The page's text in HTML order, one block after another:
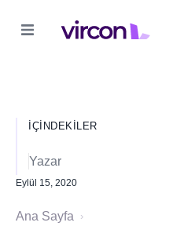
İÇINDEKILER
Yazar
Eylül 15, 2020
Ana Sayfa
›